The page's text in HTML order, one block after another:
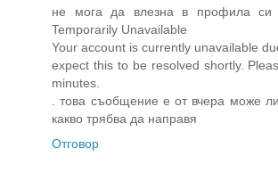
не мога да влезна в профила
Temporarily Unavailable
Your account is currently unavailable
expect this to be resolved shortly.
minutes.
. това съобщение е от вчера може
какво трябва да направя
Отговор